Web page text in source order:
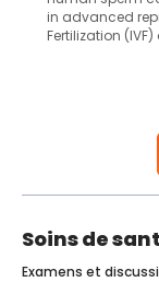
in advanced
Fertilization
collected, they
Soins de
Examens et